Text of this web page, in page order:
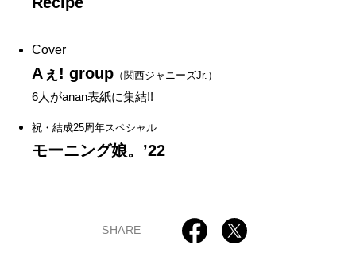
Cover
Aぇ! group （関西ジャニーズJr.）
6人がanan表紙に集結!!
祝・結成25周年スペシャル
モーニング娘。’22
SHARE